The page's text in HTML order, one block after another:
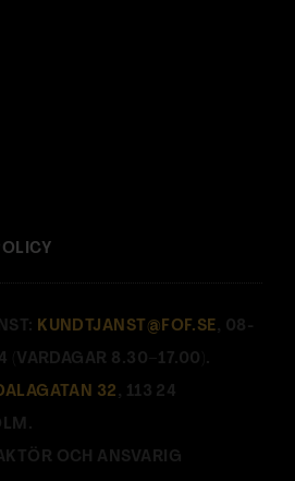
KUNDTJANST@FOF.SE , 08-
(VARDAGAR 8.30–17.00).
32 , 113 24
OCH ANSVARIG